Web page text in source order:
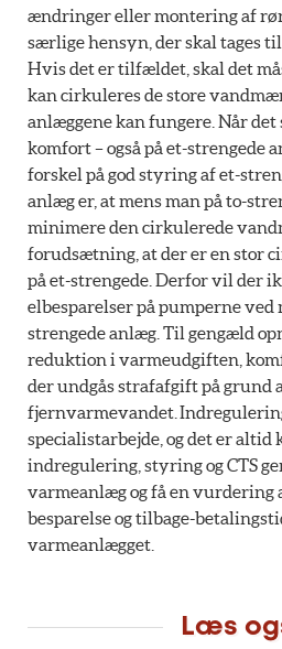
ændringer eller montering af
særlige hensyn, der skal tages
Hvis det er tilfældet, skal det
kan cirkuleres de store
anlæggene kan fungere. Når det
komfort – også på et-strengede
forskel på god styring af et-
anlæg er, at mens man på to-
minimere den cirkulerede
forudsætning, at der er en stor
på et-strengede. Derfor vil der
elbesparelser på pumperne
strengede anlæg. Til gengæld
reduktion i varmeudgiften,
der undgås strafafgift på grund
fjernvarmevandet.
specialistarbejde, og det er altid
indregulering, styring og CTS
varmeanlæg og få en vurdering
besparelse og tilbage-
varmeanlægget.
Læs